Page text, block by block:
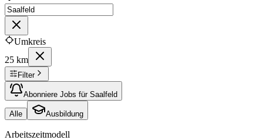
Umkreis
25 km
Filter
Abonniere Jobs für Saalfeld
Alle Ausbildung
Arbeitszeitmodell